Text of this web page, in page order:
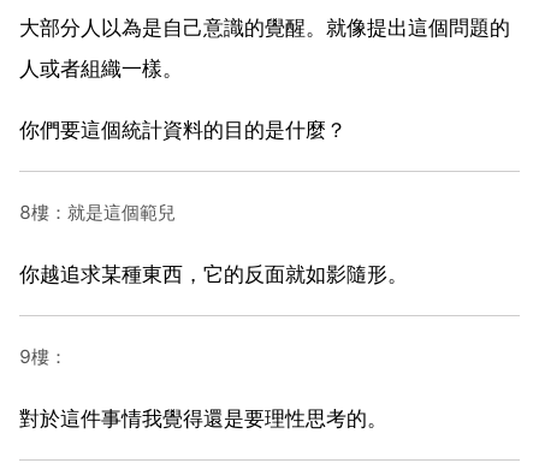
大部分人以為是自己意識的覺醒。就像提出這個問題的
人或者組織一樣。
你們要這個統計資料的目的是什麼？
8樓：就是這個範兒
你越追求某種東西，它的反面就如影隨形。
9樓：
對於這件事情我覺得還是要理性思考的。